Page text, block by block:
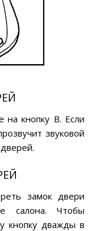
на кнопку В. Если
звуковой
замок двери
салона. Чтобы
кнопку дважды в